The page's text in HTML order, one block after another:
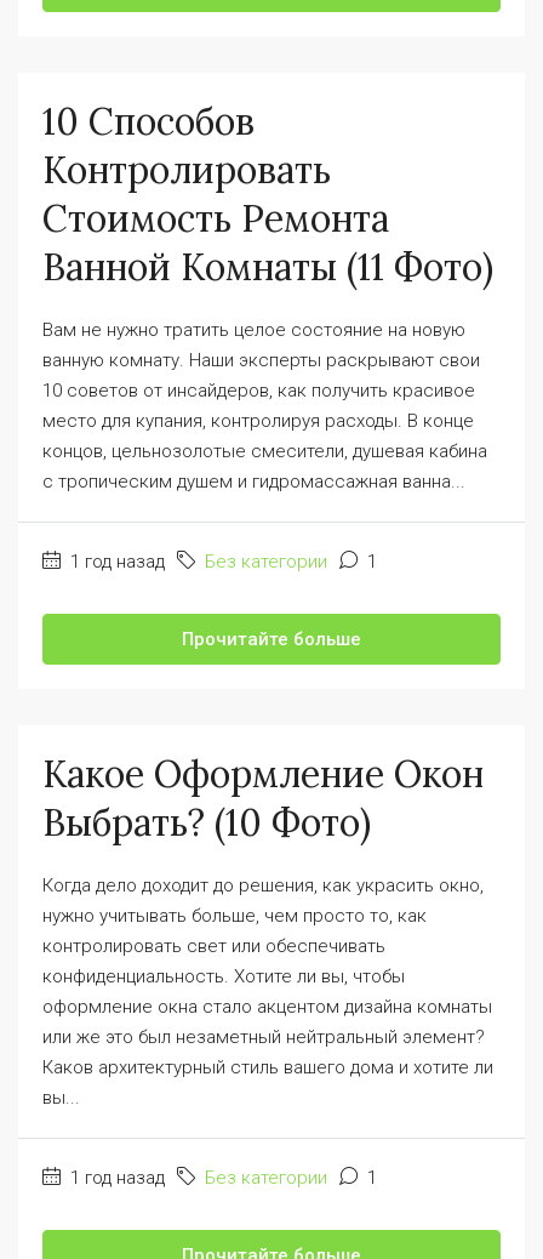
10 Способов
Контролировать
Стоимость Ремонта
Ванной Комнаты (11 Фото)
Вам не нужно тратить целое состояние на новую
ванную комнату. Наши эксперты раскрывают свои
10 советов от инсайдеров, как получить красивое
место для купания, контролируя расходы. В конце
концов, цельнозолотые смесители, душевая кабина
с тропическим душем и гидромассажная ванна...
1 год назад Без категории 1
Прочитайте больше
Какое Оформление Окон
Выбрать? (10 Фото)
Когда дело доходит до решения, как украсить окно,
нужно учитывать больше, чем просто то, как
контролировать свет или обеспечивать
конфиденциальность. Хотите ли вы, чтобы
оформление окна стало акцентом дизайна комнаты
или же это был незаметный нейтральный элемент?
Каков архитектурный стиль вашего дома и хотите ли
вы...
1 год назад Без категории 1